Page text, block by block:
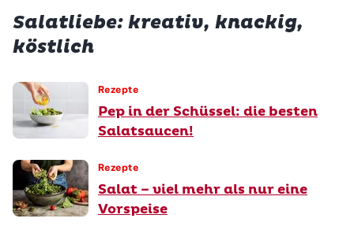
Salatliebe: kreativ, knackig,
köstlich
Rezepte
Pep in der Schüssel: die besten
Salatsaucen!
Rezepte
Salat – viel mehr als nur eine
Vorspeise